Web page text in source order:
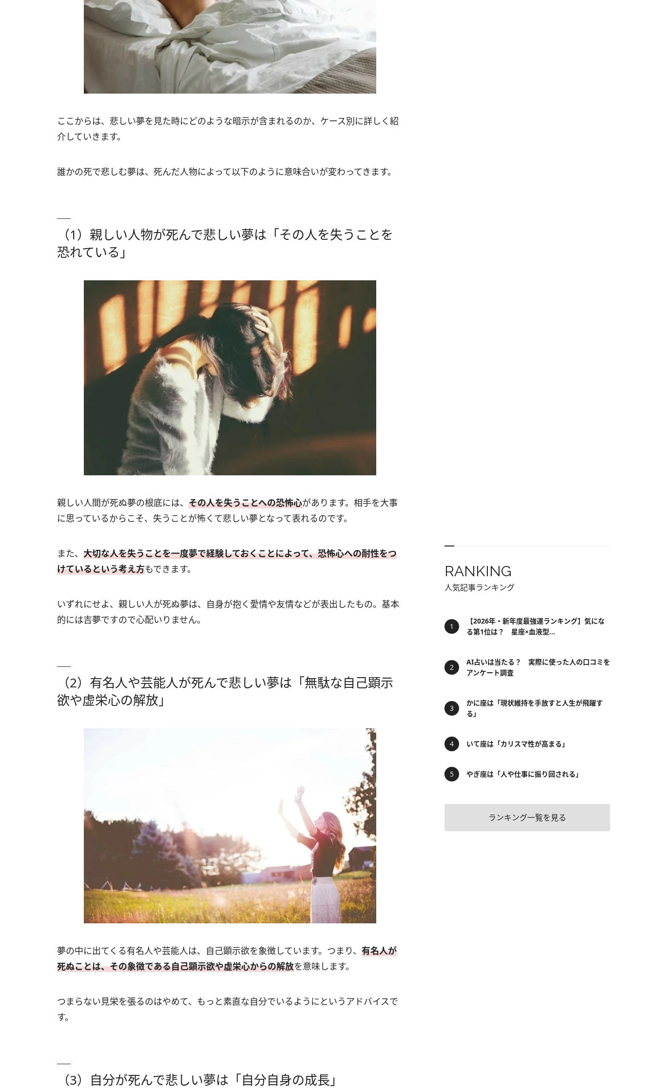
ここからは、悲しい夢を見た時にどのような暗示が含まれるのか、ケース別に詳しく紹
介していきます。
誰かの死で悲しむ夢は、死んだ人物によって以下のように意味合いが変わってきます。
（1）親しい人物が死んで悲しい夢は「その人を失うことを
恐れている」
親しい人間が死ぬ夢の根底には、 その人を失うことへの恐怖心があります。相手を大事
に思っているからこそ、失うことが怖くて悲しい夢となって表れるのです。
また、 大切な人を失うことを一度夢で経験しておくことによって、恐怖心への耐性をつ
けているという考え方もできます。
いずれにせよ、親しい人が死ぬ夢は、自身が抱く愛情や友情などが表出したもの。基本
的には吉夢ですので心配いりません。
（2）有名人や芸能人が死んで悲しい夢は「無駄な自己顕示
欲や虚栄心の解放」
夢の中に出てくる有名人や芸能人は、自己顕示欲を象徴しています。つまり、 有名人が
死ぬことは、その象徴である自己顕示欲や虚栄心からの解放を意味します。
つまらない見栄を張るのはやめて、もっと素直な自分でいるようにというアドバイスで
す。
（3）自分が死んで悲しい夢は「自分自身の成長」
RANKING
人気記事ランキング
【2026年・新年度最強運ランキング】気にな
る第1位は？ 星座×血液型...
AI占いは当たる？ 実際に使った人の口コミを
アンケート調査
かに座は「現状維持を手放すと人生が飛躍す
る」
いて座は「カリスマ性が高まる」
やぎ座は「人や仕事に振り回される」
ランキング一覧を見る